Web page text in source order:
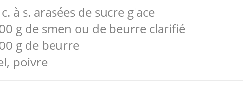
à s. arasées de sucre glace
g de smen ou de beurre clarifié
g de beurre
poivre